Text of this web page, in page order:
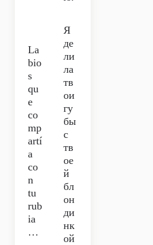
La
bio
s
qu
е
co
mp
artí
a
co
n
tu
rub
ia
…
Я
де
ли
ла
тв
ои
гу
бы
с
тв
ое
й
бл
он
ди
нк
ой